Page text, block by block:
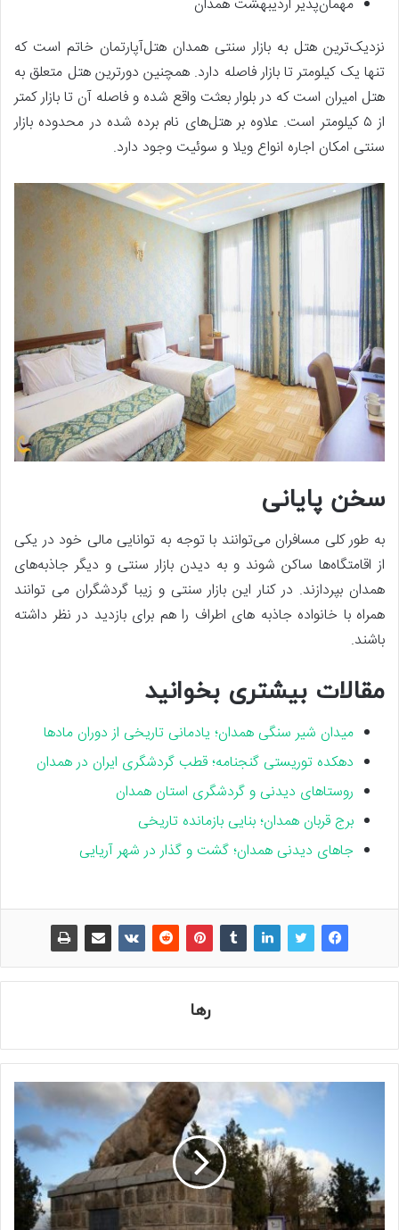
نزدیک‌ترین هتل به بازار سنتی همدان هتل‌آپارتمان خاتم است که
تنها یک کیلومتر تا بازار فاصله دارد. همچنین دورترین هتل متعلق به
هتل امیران است که در بلوار بعثت واقع شده و فاصله آن تا بازار کمتر
از ۵ کیلومتر است. علاوه بر هتل‌های نام برده شده در محدوده بازار
سنتی امکان اجاره انواع ویلا و سوئیت وجود دارد.
سخن پایانی
به طور کلی مسافران می‌توانند با توجه به توانایی مالی خود در یکی
از اقامتگاه‌ها ساکن شوند و به دیدن بازار سنتی و دیگر جاذبه‌های
همدان بپردازند. در کنار این بازار سنتی و زیبا گردشگران می توانند
همراه با خانواده جاذبه های اطراف را هم برای بازدید در نظر داشته
باشند.
مقالات بیشتری بخوانید
میدان شیر سنگی همدان؛ یادمانی تاریخی از دوران مادها
دهکده توریستی گنجنامه؛ قطب گردشگری ایران در همدان
روستاهای دیدنی و گردشگری استان همدان
برج قربان همدان؛ بنایی بازمانده تاریخی
جاهای دیدنی همدان؛ گشت و گذار در شهر آریایی
رها